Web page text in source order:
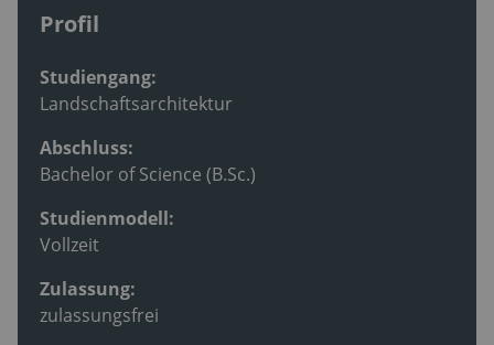
Profil
Studiengang:
Landschaftsarchitektur
Abschluss:
Bachelor of Science (B.Sc.)
Studienmodell:
Vollzeit
Zulassung:
zulassungsfrei